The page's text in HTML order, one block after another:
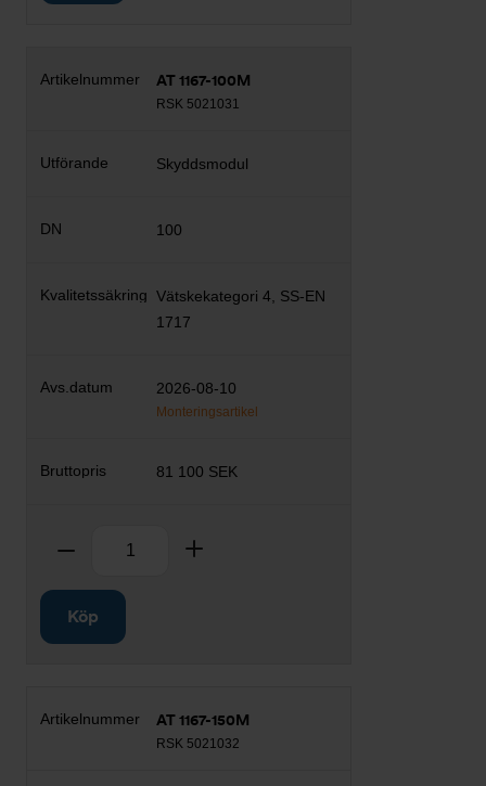
AT 1167-100M
RSK 5021031
Skyddsmodul
100
Vätskekategori 4, SS-EN
1717
2026-08-10
Monteringsartikel
81 100 SEK
Ta bort
Köp
AT 1167-150M
RSK 5021032